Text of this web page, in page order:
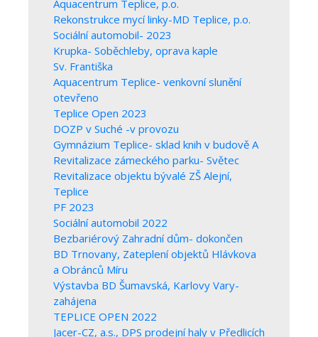
Aquacentrum Teplice, p.o.
Rekonstrukce mycí linky-MD Teplice, p.o.
Sociální automobil- 2023
Krupka- Soběchleby, oprava kaple
Sv. Františka
Aquacentrum Teplice- venkovní slunění
otevřeno
Teplice Open 2023
DOZP v Suché -v provozu
Gymnázium Teplice- sklad knih v budově A
Revitalizace zámeckého parku- Světec
Revitalizace objektu bývalé ZŠ Alejní,
Teplice
PF 2023
Sociální automobil 2022
Bezbariérový Zahradní dům- dokončen
BD Trnovany, Zateplení objektů Hlávkova
a Obránců Míru
Výstavba BD Šumavská, Karlovy Vary-
zahájena
TEPLICE OPEN 2022
Jacer-CZ, a.s., DPS prodejní haly v Předlicích